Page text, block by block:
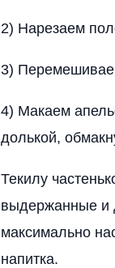
2) Нарезаем
3)
4) Макаем
долькой,
Текилу
выдержанные и
максимально
напитка.